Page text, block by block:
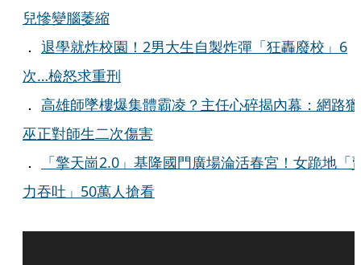
兒慘變腦萎縮
． 退學就炸校園！2男大生自製炸彈「狂轟廢校」6
次…檢怒求重刑
． 高雄師墜樓爆集體霸凌？主任心碎揭內幕：網路獵
巫正對師生二次傷害
．
「擎天崗2.0」基隆國門廣場淪活春宮！女跪地「
力吞吐」50萬人搶看